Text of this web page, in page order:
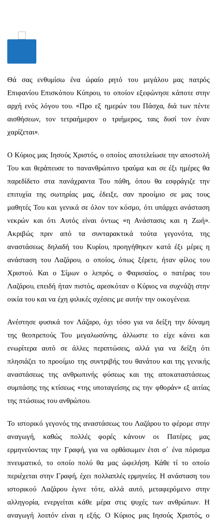
Θά σας ενθυμίσω ένα ώραίο ρητό του μεγάλου μας πατρός
Επιφανίου Επισκόπου Κύπρου, το οποίον εξεφώνησε κάποτε στην
αρχή ενός λόγου του. «Προ εξ ημερών του Πάσχα, διά των πέντε
αισθήσεων, τον τετραήμερον ο τριήμερος, ταις δυσί τον έναν
χαρίζεται».
Ο Κύριος μας Ιησούς Χριστός, ο οποίος αποτε­λείωσε την αποστολή
Του και θεράπευσε το πανανθρώ­πινο τραύμα και σε έξι ημέρες θα
παρεδίδετο στα πανάχραντα Του πάθη, όπου θα εσφράγιζε την
επιτυχία της σωτηρίας μας, έδειξε, σαν προοίμιο σε μας τους
μαθητές Του και γενικά σε όλον τον κόσμο, ότι υπάρχει ανάσταση
νεκρών και ότι Αυτός είναι όντως «η Ανάστασις και η Ζωή».
Ακριβώς πριν από τα συνταρακτικά τούτα γεγονότα, της
αναστάσεως δηλαδή του Κυρίου, προηγήθηκεν κατά έξι μέρες η
ανάσταση του Λαζάρου, ο οποίος, όπως ξέρετε, ήταν φίλος του
Χριστού. Και ο Σίμων ο λεπρός, ο Φαρισαίος, ο πατέρας του
Λαζάρου, επειδή ήταν πιστός, αρεσκόταν ο Κύριος να συχνάζη στην
οικία του και να έχη φιλικές σχέσεις με αυτήν την οικογένεια.
Ανέστησε φυσικά τον Λάζαρο, όχι τόσο για να δείξη την δύναμη
της θεοπρεπούς Του μεγαλωσύνης, άλλωστε το είχε κάνει και
ενωρίτερα αυτό σε άλλες περιπτώσεις, αλλά για να δείξη ότι
πλησιάζει το προοίμιο της συντριβής του θανάτου και της γενικής
αναστάσεως της ανθρωπινής φύσεως και της αποκαταστάσεως
συμπάσης της κτίσεως «της υποταγείσης εις την φθοράν» εξ αιτίας
της πτώσεως του ανθρώπου.
Το ιστορικό γεγονός της αναστάσεως του Λαζάρου το φέρομε στην
αναγωγή, καθώς πολλές φορές κάνουν οι Πατέρες μας
ερμηνεύοντας την Γραφή, για να ορθάσωμεν έτσι σ΄ ένα πόρισμα
πνευματικό, το οποίο πολύ θα μας ώφελήση. Κάθε τί το οποίο
περιέχεται στην Γραφή, έχει πολλαπλές ερμηνείες. Η ανάσταση του
ιστορικού Λαζάρου έγινε τότε, αλλά αυτό, μεταφερό­μενο στην
αλληγορία, ενεργείται κάθε μέρα στις ψυχές των ανθρώπων. Η
αναγωγή λοιπόν είναι η εξής. Ο Κύριος μας Ιησούς Χριστός, ο